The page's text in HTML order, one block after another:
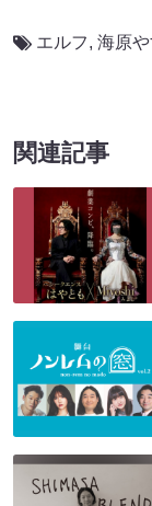
エルフ, 海原
関連記事